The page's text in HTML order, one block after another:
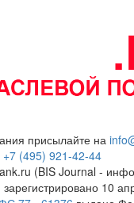
присылайте на
+7 (495) 921-42-44
(BIS Journal -
10